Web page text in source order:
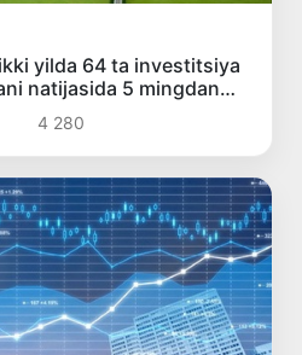
yilda 64 ta investitsiya
natijasida 5 mingdan
4 280